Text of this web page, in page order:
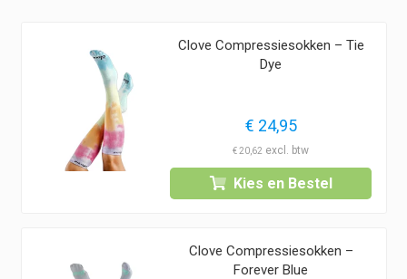
Clove Compressiesokken – Tie
Dye
€ 24,95
€20,62
Kies en Bestel
Clove Compressiesokken –
Forever Blue